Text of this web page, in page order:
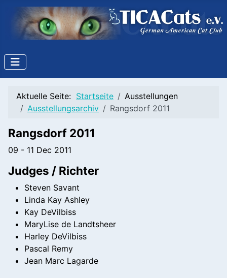
Aktuelle Seite: Startseite
Ausstellungen
Ausstellungsarchiv
Rangsdorf 2011
Rangsdorf 2011
09 - 11 Dec 2011
Judges / Richter
Steven Savant
Linda Kay Ashley
Kay DeVilbiss
MaryLise de Landtsheer
Harley DeVilbiss
Pascal Remy
Jean Marc Lagarde